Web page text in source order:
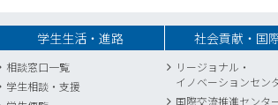
学生生活・進路
相談窓口一覧
学生相談・支援
社会貢献・国
リージョナル・
イノベーションセン
国際交流推進センタ